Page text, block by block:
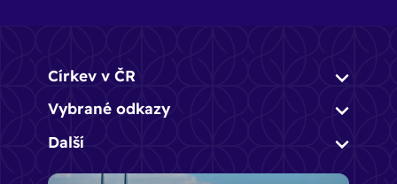
Církev v ČR
Vybrané odkazy
Další